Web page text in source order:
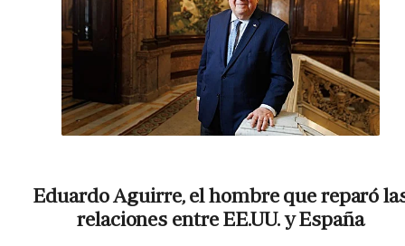
Eduardo Aguirre, el hombre que reparó
relaciones entre EE.UU. y España